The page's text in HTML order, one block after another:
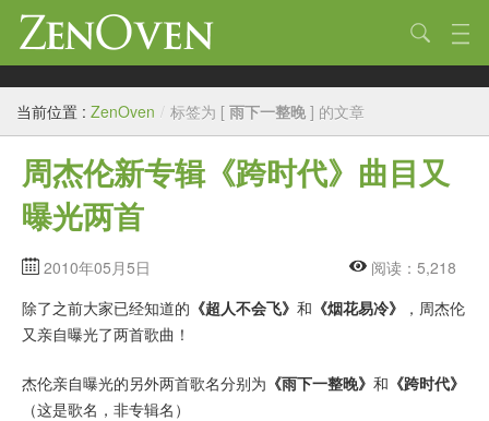
技术
生活
作品
标签
归档
链接
当前位置 : ZenOven / 标签为 [ 雨下一整晚 ] 的文章
周杰伦新专辑《跨时代》曲目又
曝光两首
2010年05月5日
阅读：5,218
除了之前大家已经知道的 《超人不会飞》 和 《烟花易冷》
，周杰伦
又亲自曝光了两首歌曲！
杰伦亲自曝光的另外两首歌名分别为 《雨下一整晚》 和 《跨时代》
（这是歌名，非专辑名）